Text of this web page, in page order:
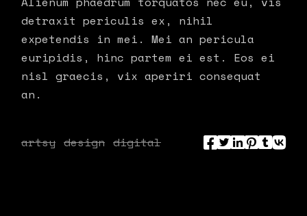
detraxit periculis ex, nihil
expetendis in mei. Mei an pericula
euripidis, hinc partem ei est. Eos ei
nisl graecis, vix aperiri consequat
an.
artsy design digital